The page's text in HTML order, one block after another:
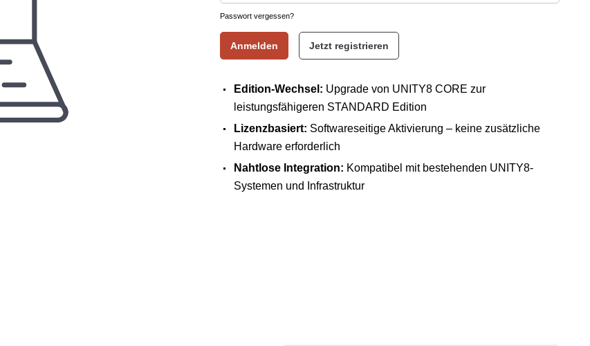
Passwort vergessen?
Anmelden Jetzt registrieren
Edition-Wechsel: Upgrade von UNITY8 CORE zur
leistungsfähigeren STANDARD Edition
Lizenzbasiert: Softwareseitige Aktivierung – keine zusätzliche
Hardware erforderlich
Nahtlose Integration: Kompatibel mit bestehenden UNITY8-
Systemen und Infrastruktur